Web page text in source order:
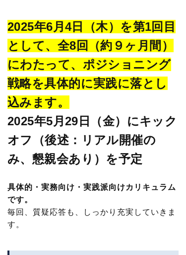
2025年6月4日（木）を第1回目
として、全8回（約９ヶ月間）
にわたって、ポジショニング
戦略を具体的に実践に落とし
込みます。
2025年5月29日（金）にキック
オフ（後述：リアル開催の
み、懇親会あり）を予定
具体的・実務向け・実践派向けカリキュラム
です。
毎回、質疑応答も、しっかり充実していきま
す。